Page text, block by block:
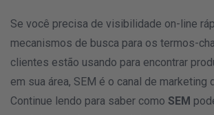
Se você precisa de visibilidade on-line
mecanismos de busca para os termos-
clientes estão usando para encontrar
em sua área, SEM é o canal de marketing
Continue lendo para saber como SEM